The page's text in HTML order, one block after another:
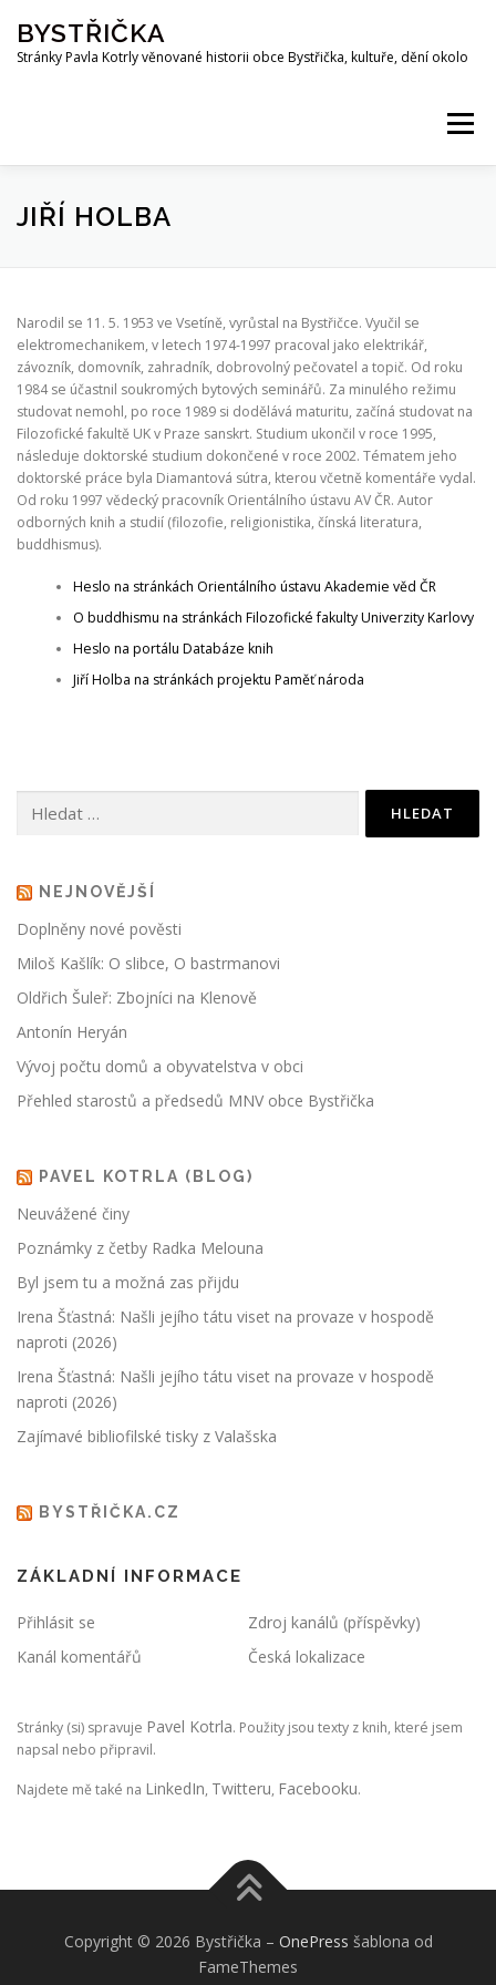
obsah
BYSTŘIČKA
Stránky Pavla Kotrly věnované historii obce Bystřička, kultuře, dění okolo
Menu
AKTUALITY
KE STAŽENÍ KOTRLA.COM ROZHLAS
ODKAZY PŘÍRODA SPOLKY Z OKOLÍ
ČTENÍ A POVĚSTI
ROUBENÉ STAVBY KAM NA VÝLET?
JIŘÍ HOLBA
Narodil se 11. 5. 1953 ve Vsetíně, vyrůstal na Bystřičce. Vyučil se
elektromechanikem, v letech 1974-1997 pracoval jako elektrikář,
závozník, domovník, zahradník, dobrovolný pečovatel a topič. Od roku
1984 se účastnil soukromých bytových seminářů. Za minulého režimu
studovat nemohl, po roce 1989 si dodělává maturitu, začíná studovat na
Filozofické fakultě UK v Praze sanskrt. Studium ukončil v roce 1995,
následuje doktorské studium dokončené v roce 2002. Tématem jeho
doktorské práce byla Diamantová sútra, kterou včetně komentáře vydal.
Od roku 1997 vědecký pracovník Orientálního ústavu AV ČR. Autor
odborných knih a studií (filozofie, religionistika, čínská literatura,
buddhismus).
Heslo na stránkách Orientálního ústavu Akademie věd ČR
O buddhismu na stránkách Filozofické fakulty Univerzity Karlovy
Heslo na portálu Databáze knih
Jiří Holba na stránkách projektu Paměť národa
NEJNOVĚJŠÍ
Doplněny nové pověsti
Miloš Kašlík: O slibce, O bastrmanovi
Oldřich Šuleř: Zbojníci na Klenově
Antonín Heryán
Vývoj počtu domů a obyvatelstva v obci
Přehled starostů a předsedů MNV obce Bystřička
PAVEL KOTRLA (BLOG)
Neuvážené činy
Poznámky z četby Radka Melouna
Byl jsem tu a možná zas přijdu
Irena Šťastná: Našli jejího tátu viset na provaze v hospodě
naproti (2026)
Irena Šťastná: Našli jejího tátu viset na provaze v hospodě
naproti (2026)
Zajímavé bibliofilské tisky z Valašska
BYSTŘIČKA.CZ
ZÁKLADNÍ INFORMACE
Přihlásit se
Zdroj kanálů (příspěvky)
Kanál komentářů
Česká lokalizace
Stránky (si) spravuje Pavel Kotrla. Použity jsou texty z knih, které jsem
napsal nebo připravil.
Najdete mě také na LinkedIn, Twitteru, Facebooku.
Copyright © 2026 Bystřička – OnePress šablona od
FameThemes